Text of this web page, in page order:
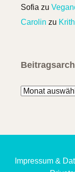
Sofia zu
Carolin zu
Beitragsarchiv
Impressum &